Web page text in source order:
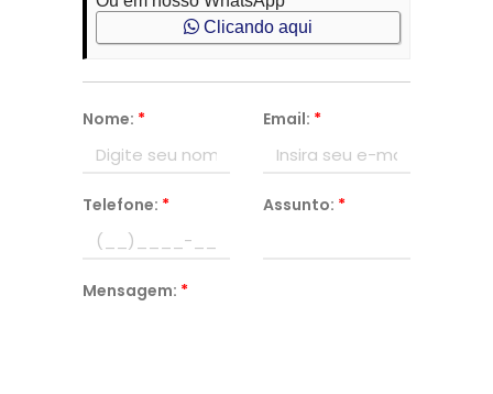
Clicando aqui
Nome: * Email: *
Telefone: * Assunto: *
Mensagem: *